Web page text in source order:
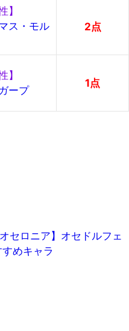
】
ス・モル
2点
】
ープ
1点
オセロニア】オセドルフェ
めキャラ